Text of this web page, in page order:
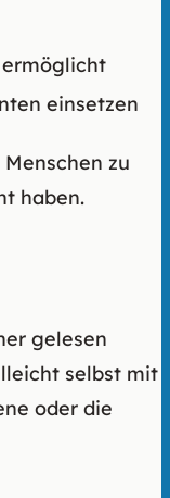
einsetzen
zu
haben.
gelesen
selbst mit
oder die